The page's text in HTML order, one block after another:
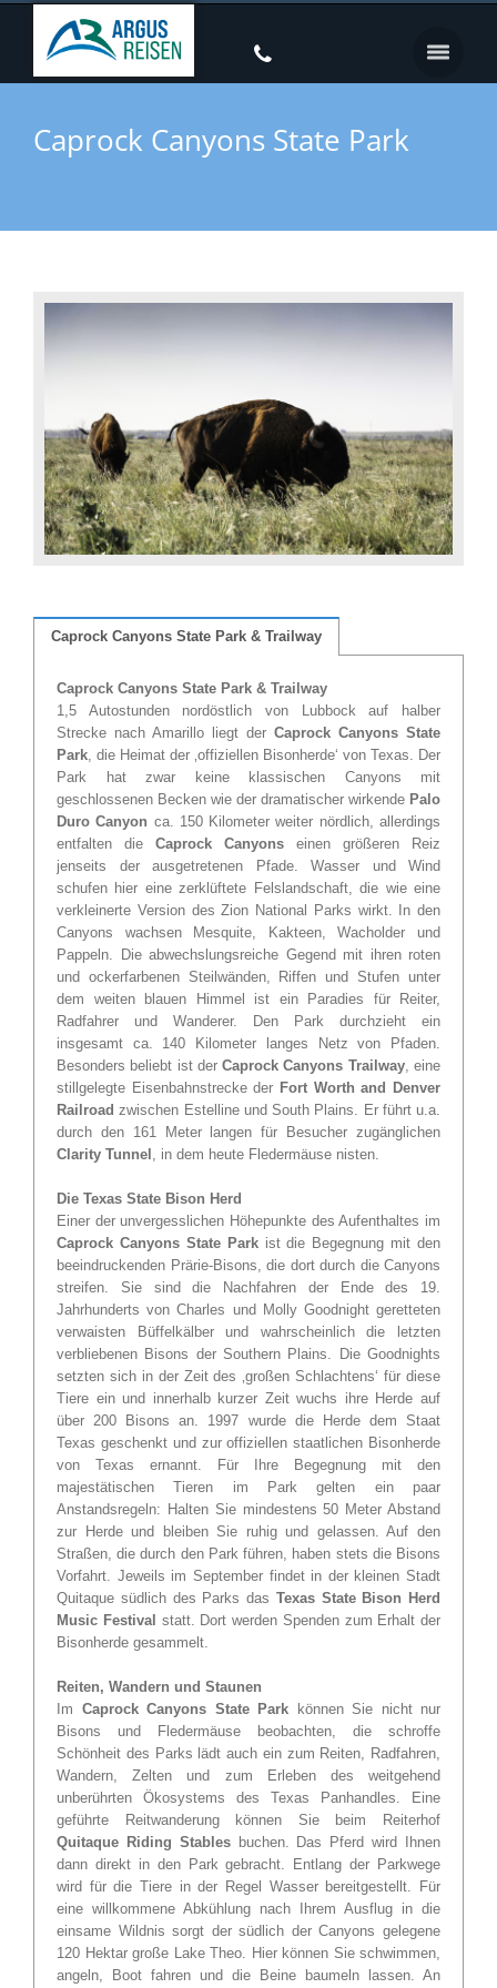
Caprock Canyons State Park
Caprock Canyons State Park & Trailway
Caprock Canyons State Park & Trailway
1,5 Autostunden nordöstlich von Lubbock auf halber
Strecke nach Amarillo liegt der Caprock Canyons State
Park , die Heimat der ‚offiziellen Bisonherde‘ von Texas. Der
Park hat zwar keine klassischen Canyons mit
geschlossenen Becken wie der dramatischer wirkende Palo
Duro Canyon ca. 150 Kilometer weiter nördlich, allerdings
entfalten die Caprock Canyons einen größeren Reiz
jenseits der ausgetretenen Pfade. Wasser und Wind
schufen hier eine zerklüftete Felslandschaft, die wie eine
verkleinerte Version des Zion National Parks wirkt. In den
Canyons wachsen Mesquite, Kakteen, Wacholder und
Pappeln. Die abwechslungsreiche Gegend mit ihren roten
und ockerfarbenen Steilwänden, Riffen und Stufen unter
dem weiten blauen Himmel ist ein Paradies für Reiter,
Radfahrer und Wanderer. Den Park durchzieht ein
insgesamt ca. 140 Kilometer langes Netz von Pfaden.
Besonders beliebt ist derCaprock Canyons Trailway, eine
stillgelegte Eisenbahnstrecke der Fort Worth and Denver
Railroad zwischen Estelline und South Plains. Er führt u.a.
durch den 161 Meter langen für Besucher zugänglichen
Clarity Tunnel
, in dem heute Fledermäuse nisten.
Die Texas State Bison Herd
Einer der unvergesslichen Höhepunkte des Aufenthaltes im
Caprock Canyons State Parkist die Begegnung mit den
beeindruckenden Prärie-Bisons, die dort durch die Canyons
streifen. Sie sind die Nachfahren der Ende des 19.
Jahrhunderts von Charles und Molly Goodnight geretteten
verwaisten Büffelkälber und wahrscheinlich die letzten
verbliebenen Bisons der Southern Plains. Die Goodnights
setzten sich in der Zeit des ‚großen Schlachtens‘ für diese
Tiere ein und innerhalb kurzer Zeit wuchs ihre Herde auf
über 200 Bisons an. 1997 wurde die Herde dem Staat
Texas geschenkt und zur offiziellen staatlichen Bisonherde
von Texas ernannt. Für Ihre Begegnung mit den
majestätischen Tieren im Park gelten ein paar
Anstandsregeln: Halten Sie mindestens 50 Meter Abstand
zur Herde und bleiben Sie ruhig und gelassen. Auf den
Straßen, die durch den Park führen, haben stets die Bisons
Vorfahrt. Jeweils im September findet in der kleinen Stadt
Quitaque südlich des Parks das Texas State Bison Herd
Music Festival statt. Dort werden Spenden zum Erhalt der
Bisonherde gesammelt.
Reiten, Wandern und Staunen
Im Caprock Canyons State Park können Sie nicht nur
Bisons und Fledermäuse beobachten, die schroffe
Schönheit des Parks lädt auch ein zum Reiten, Radfahren,
Wandern, Zelten und zum Erleben des weitgehend
unberührten Ökosystems des Texas Panhandles. Eine
geführte Reitwanderung können Sie beim Reiterhof
Quitaque Riding Stablesbuchen. Das Pferd wird Ihnen
dann direkt in den Park gebracht. Entlang der Parkwege
wird für die Tiere in der Regel Wasser bereitgestellt. Für
eine willkommene Abkühlung nach Ihrem Ausflug in die
einsame Wildnis sorgt der südlich der Canyons gelegene
120 Hektar große Lake Theo. Hier können Sie schwimmen,
angeln, Boot fahren und die Beine baumeln lassen. An